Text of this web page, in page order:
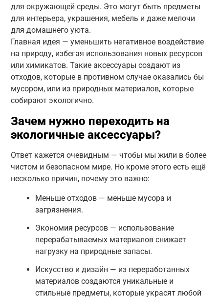
для окружающей среды. Это могут быть предметы
для интерьера, украшения, мебель и даже мелочи
для домашнего уюта.
Главная идея — уменьшить негативное воздействие
на природу, избегая использования новых ресурсов
или химикатов. Такие аксессуары создают из
отходов, которые в противном случае оказались бы
мусором, или из природных материалов, которые
собирают экологично.
Зачем нужно переходить на
экологичные аксессуары?
Ответ кажется очевидным — чтобы мы жили в более
чистом и безопасном мире. Но кроме этого есть ещё
несколько причин, почему это важно:
Меньше отходов — меньше мусора и
загрязнения.
Экономия ресурсов — использование
перерабатываемых материалов снижает
нагрузку на природные запасы.
Искусство и дизайн — из переработанных
материалов создаются уникальные и
стильные предметы, которые украсят любой